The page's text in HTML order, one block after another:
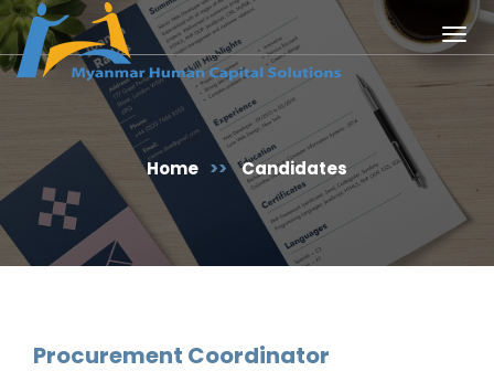
Home >> Candidates
Procurement Coordinator